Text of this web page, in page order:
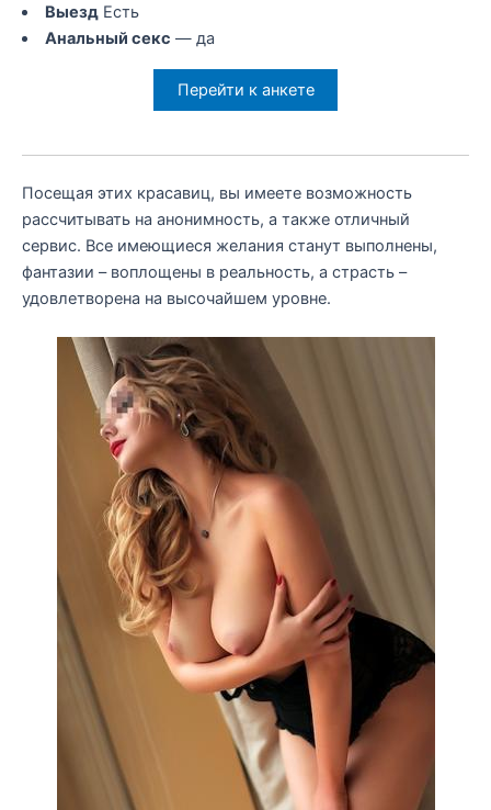
ВыездЕсть
Анальный секс — да
Перейти к анкете
Посещая этих красавиц, вы имеете возможность
рассчитывать на анонимность, а также отличный
сервис. Все имеющиеся желания станут выполнены,
фантазии – воплощены в реальность, а страсть –
удовлетворена на высочайшем уровне.